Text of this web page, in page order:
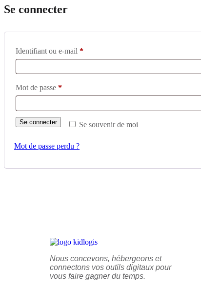
Se connecter
Identifiant ou e-mail *
Mot de passe *
Se souvenir de moi
Se connecter
Mot de passe perdu ?
Nous concevons, hébergeons et
connectons vos outils digitaux pour
vous faire gagner du temps.